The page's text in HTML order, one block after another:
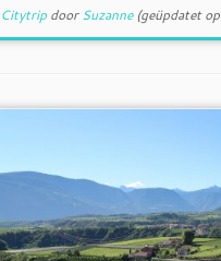
Citytrip doorSuzanne(geüpdatet op